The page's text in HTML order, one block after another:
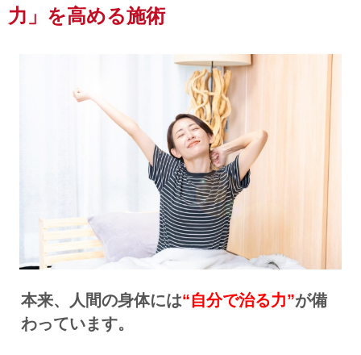
力」を高める施術
本来、人間の身体には“自分で治る力”が備
わっています。